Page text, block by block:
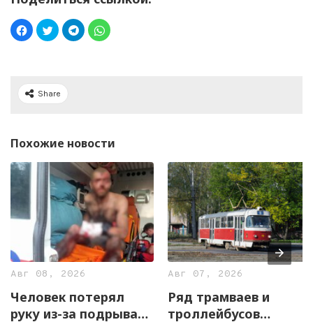
Share
Похожие новости
Авг 08, 2026
Человек потерял
руку из-за подрыва
Авг 07, 2026
Ряд трамваев и
троллейбусов